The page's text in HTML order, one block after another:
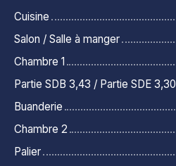
Cuisine
Salon / Salle à manger
Chambre 1
Partie SDB 3,43 / Partie SDE 3,30
Buanderie
Chambre 2
Palier